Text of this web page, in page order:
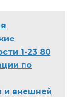
1-23 80
по
и внешней